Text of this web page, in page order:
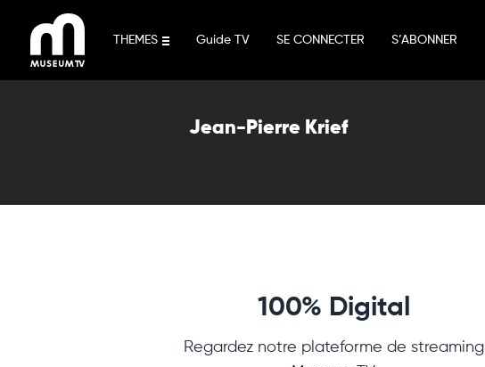
contenu
THEMES Guide TV SE CONNECTER S’ABONNER
Jean-Pierre Krief
100% Digital
Regardez notre plateforme de streaming